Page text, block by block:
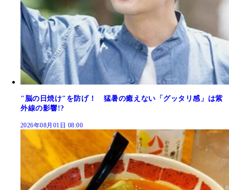
"脳の日焼け"を防げ！ 猛暑の癒えない「グッタリ感」は紫
外線の影響!?
2026年08月01日 08:00